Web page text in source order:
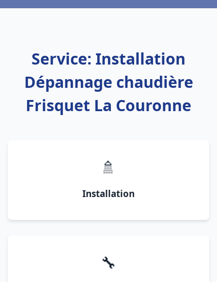
Service: Installation
Dépannage chaudière
Frisquet La Couronne
🚿
Installation
🔧